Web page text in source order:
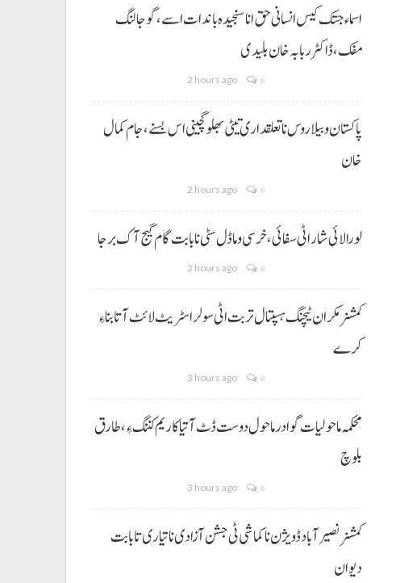
اسماء جتک کیس انسانی حق انا سنجیدہ باندات اسے، گوجالنگ
مفک،ڈاکٹر ربابہ خان بلیدی
2 hours ago 0
پاکستان و بیلاروس نا تعلقداری تیٹی بھلو گچینی اس بسنے، جام کمال
خان
2 hours ago 0
لورالائی شار اٹی سفائی، خرسی و ماڈل سٹی نا بابت گام گیج آک برجا
3 hours ago 0
کمشنر مکران ٹیچنگ ہسپتال تربت اٹی سولر اسٹریٹ لائٹ آتا بناءِ
کرے
3 hours ago 0
محکمہ ماحولیات گوادر ماحول دوست ڈٹ آتیا کاریم کننگ ءِ، طارق
بلوچ
3 hours ago 0
کمشنر نصیر آباد ڈویژن نا کماشی ٹی جشن آزادی نا تیاری تا بابت
دیوان